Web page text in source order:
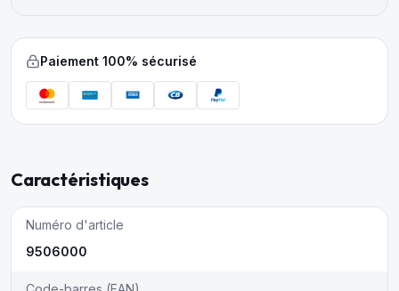
Paiement 100% sécurisé
Caractéristiques
Numéro d'article
9506000